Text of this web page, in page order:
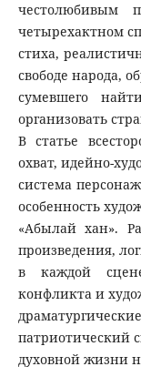
честолюбивым
четырехактном
стиха,
свободе народа,
сумевшего
организовать
В статье
охват, идейно-
система
особенность
«Абылай хан».
произведения,
в каждой
конфликта и
патриотический
духовной жизни